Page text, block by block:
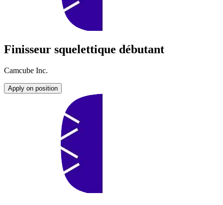
Finisseur squelettique débutant
Camcube Inc.
Apply on position